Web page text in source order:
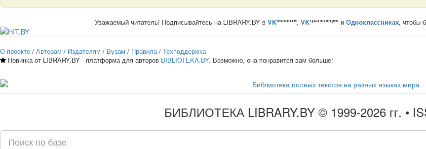
Уважаемый читатель! Подписывайтесь на LIBRARY.BY в VKновости, VKтрансляция и Одноклассниках, чтобы
О проекте / Авторам / Издателям / Вузам / Правила/ Техподдержка
Новинка от LIBRARY.BY - платформа для авторов BIBLIOTEKA.BY. Возможно, она понравится вам больше!
БИБЛИОТЕКА LIBRARY.BY © 1999-2026 гг. •